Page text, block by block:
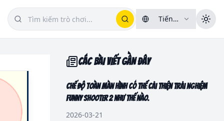
Tiếng
Việt
CÁC BÀI VIẾT GẦN ĐÂY
Chế độ toàn màn hình có thể cải thiện trải nghiệm
Funny Shooter 2 như thế nào.
2026-03-21